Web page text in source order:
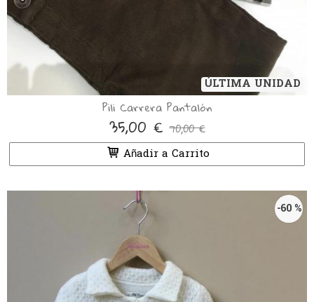
ÚLTIMA UNIDAD
Pili Carrera Pantalón
35,00 €70,00 €
Añadir a Carrito
-60 %